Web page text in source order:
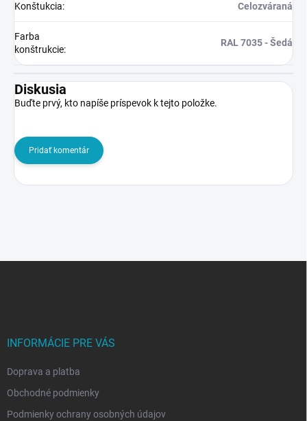
Konštukcia: Celozváraná
Farba
konštrukcie:
RAL 7035 - Šedá
Diskusia
Buďte prvý, kto napíše príspevok k tejto položke.
Pridať komentár
INFORMÁCIE PRE VÁS
Doprava a platba
Obchodné podmienky
Podmienky ochrany osobných údajov